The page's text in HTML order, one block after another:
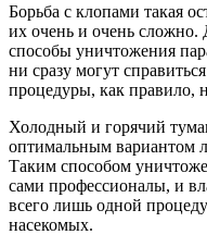
Борьба с клопами такая
их очень и очень сложно.
способы уничтожения
ни сразу могут
процедуры, как правило,
Холодный и горячий
оптимальным вариантом
Таким способом
сами профессионалы, и
всего лишь одной
насекомых.